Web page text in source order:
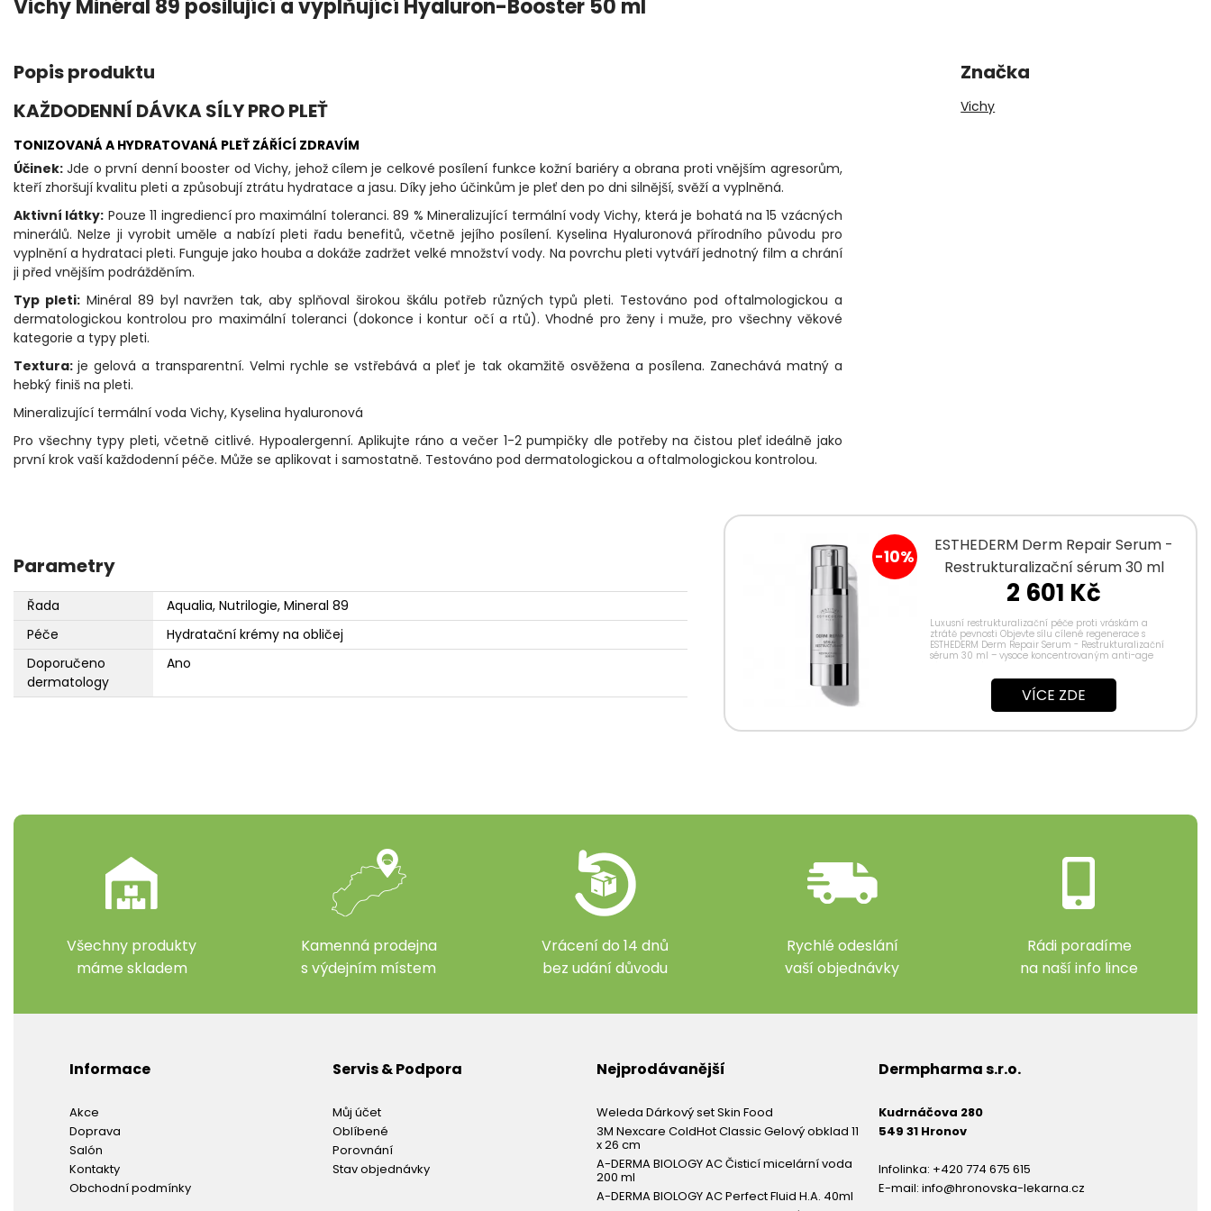
Vichy Minéral 89 posilující a vyplňující Hyaluron-Booster 50 ml
Popis produktu
KAŽDODENNÍ DÁVKA SÍLY PRO PLEŤ
TONIZOVANÁ A HYDRATOVANÁ PLEŤ ZÁŘÍCÍ ZDRAVÍM
Účinek: Jde o první denní booster od Vichy, jehož cílem je celkové posílení funkce kožní bariéry a obrana proti vnějším agresorům,
kteří zhoršují kvalitu pleti a způsobují ztrátu hydratace a jasu. Díky jeho účinkům je pleť den po dni silnější, svěží a vyplněná.
Aktivní látky: Pouze 11 ingrediencí pro maximální toleranci. 89 % Mineralizující termální vody Vichy, která je bohatá na 15 vzácných
minerálů. Nelze ji vyrobit uměle a nabízí pleti řadu benefitů, včetně jejího posílení. Kyselina Hyaluronová přírodního původu pro
vyplnění a hydrataci pleti. Funguje jako houba a dokáže zadržet velké množství vody. Na povrchu pleti vytváří jednotný film a chrání
ji před vnějším podrážděním.
Typ pleti:Minéral 89 byl navržen tak, aby splňoval širokou škálu potřeb různých typů pleti. Testováno pod oftalmologickou a
dermatologickou kontrolou pro maximální toleranci (dokonce i kontur očí a rtů). Vhodné pro ženy i muže, pro všechny věkové
kategorie a typy pleti.
Textura:je gelová a transparentní. Velmi rychle se vstřebává a pleť je tak okamžitě osvěžena a posílena. Zanechává matný a
hebký finiš na pleti.
Mineralizující termální voda Vichy, Kyselina hyaluronová
Pro všechny typy pleti, včetně citlivé. Hypoalergenní. Aplikujte ráno a večer 1-2 pumpičky dle potřeby na čistou pleť ideálně jako
první krok vaší každodenní péče. Může se aplikovat i samostatně. Testováno pod dermatologickou a oftalmologickou kontrolou.
Značka
Vichy
Parametry
Řada
Aqualia, Nutrilogie, Mineral 89
Péče
Hydratační krémy na obličej
Doporučeno
dermatology
Ano
-10%
ESTHEDERM Derm Repair Serum -
Restrukturalizační sérum 30 ml
2 601 Kč
Luxusní restrukturalizační péče proti vráskám a
ztrátě pevnosti Objevte sílu cílené regenerace s
ESTHEDERM Derm Repair Serum - Restrukturalizační
sérum 30 ml – vysoce koncentrovaným anti-age
VÍCE ZDE
Všechny produkty
máme skladem
Kamenná prodejna
s výdejním místem
Vrácení do 14 dnů
bez udání důvodu
Rychlé odeslání
vaší objednávky
Rádi poradíme
na naší info lince
Informace
Akce
Doprava
Salón
Kontakty
Obchodní podmínky
Servis & Podpora
Můj účet
Oblíbené
Porovnání
Stav objednávky
Nejprodávanější
Weleda Dárkový set Skin Food
3M Nexcare ColdHot Classic Gelový obklad 11
x 26 cm
A-DERMA BIOLOGY AC Čisticí micelární voda
200 ml
A-DERMA BIOLOGY AC Perfect Fluid H.A. 40ml
Dermpharma s.r.o.
Kudrnáčova 280
549 31 Hronov
Infolinka: +420 774 675 615
E-mail: info@hronovska-lekarna.cz